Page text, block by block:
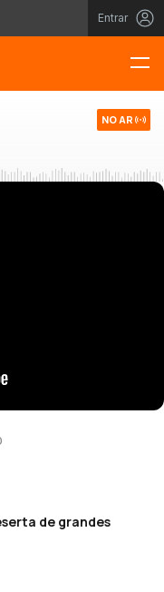
Entrar
NO AR
de grandes